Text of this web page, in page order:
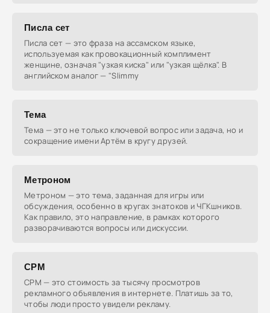
Писла сет
Писла сет — это фраза на ассамском языке,
используемая как провокационный комплимент
женщине, означая "узкая киска" или "узкая щёлка". В
английском аналог — "Slimmy
Тема
Тема — это не только ключевой вопрос или задача, но и
сокращение имени Артём в кругу друзей.
Метроном
Метроном — это тема, заданная для игры или
обсуждения, особенно в кругах знатоков и ЧГКшников.
Как правило, это направление, в рамках которого
разворачиваются вопросы или дискуссии.
CPM
CPM — это стоимость за тысячу просмотров
рекламного объявления в интернете. Платишь за то,
чтобы люди просто увидели рекламу.